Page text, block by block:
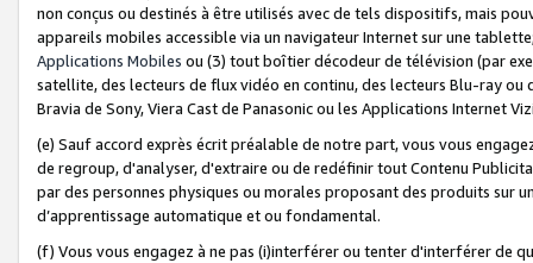
non conçus ou destinés à être utilisés avec de tels dispositifs, mais
appareils mobiles accessible via un navigateur Internet sur une
Applications Mobiles ou (3) tout boîtier décodeur de télévision (par
satellite, des lecteurs de flux vidéo en continu, des lecteurs Blu-ray
Bravia de Sony, Viera Cast de Panasonic ou les Applications Internet
(e) Sauf accord exprès écrit préalable de notre part, vous vous
de regroup, d'analyser, d'extraire ou de redéfinir tout Contenu
par des personnes physiques ou morales proposant des produits sur
d’apprentissage automatique et ou fondamental.
(f) Vous vous engagez à ne pas (i)interférer ou tenter d'interférer de